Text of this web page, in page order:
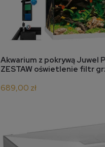
do
Akwarium z pokrywą Juwel
ZESTAW oświetlenie filtr
689,00 zł